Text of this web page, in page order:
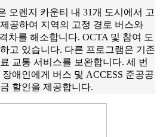
오렌지 카운티 내 31개 도시에서 고
공하여 지역의 고정 경로 버스와
차를 해소합니다. OCTA 및 참여 도
고 있습니다. 다른 프로그램은 기존
교통 서비스를 보완합니다. 세 번
애인에게 버스 및 ACCESS 준공공
할인을 제공합니다.